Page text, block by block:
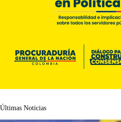
Últimas Noticias